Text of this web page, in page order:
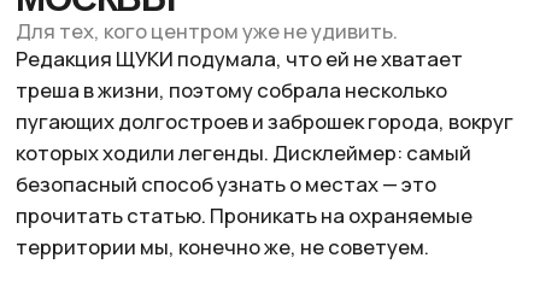
территории мы, конечно же, не советуем.
Официальное название — «Зенит». Самый
большой долгострой Москвы (не считая другого
на Юго-Западной) должен был стать бизнес-
финансовых проблем. Изначально здесь
«СИНИЙ ЗУБ»
пр. Вернадского, 82с5